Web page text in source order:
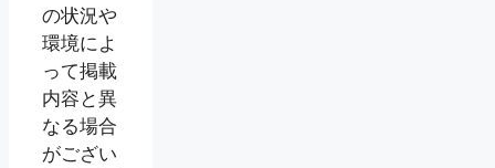
の状況や
環境によ
って掲載
内容と異
なる場合
がござい